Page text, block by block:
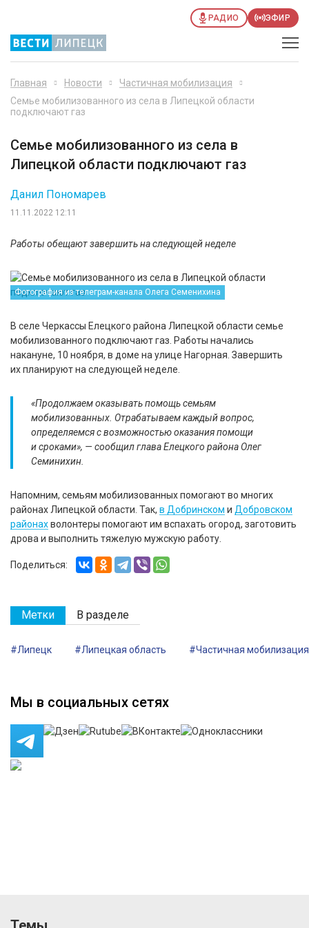
РАДИО ЭФИР
Главная Новости
Частичная мобилизация
Семье мобилизованного из села в Липецкой области
подключают газ
Семье мобилизованного из села в
Липецкой области подключают газ
11.11.2022 12:11
Данил Пономарев
Работы обещают завершить на следующей неделе
Фотография из телеграм-канала Олега Семенихина
В селе Черкассы Елецкого района Липецкой области семье
мобилизованного подключают газ. Работы начались
накануне, 10 ноября, в доме на улице Нагорная. Завершить
их планируют на следующей неделе.
«Продолжаем оказывать помощь семьям
мобилизованных. Отрабатываем каждый вопрос,
определяемся с возможностью оказания помощи
и сроками», — сообщил глава Елецкого района Олег
Семинихин.
Напомним, семьям мобилизованных помогают во многих
районах Липецкой области. Так, в Добринском и Добровском
районахволонтеры помогают им вспахать огород, заготовить
дрова и выполнить тяжелую мужскую работу.
Поделиться:
Метки В разделе
#Липецк #Липецкая область #Частичная мобилизация
Мы в социальных сетях